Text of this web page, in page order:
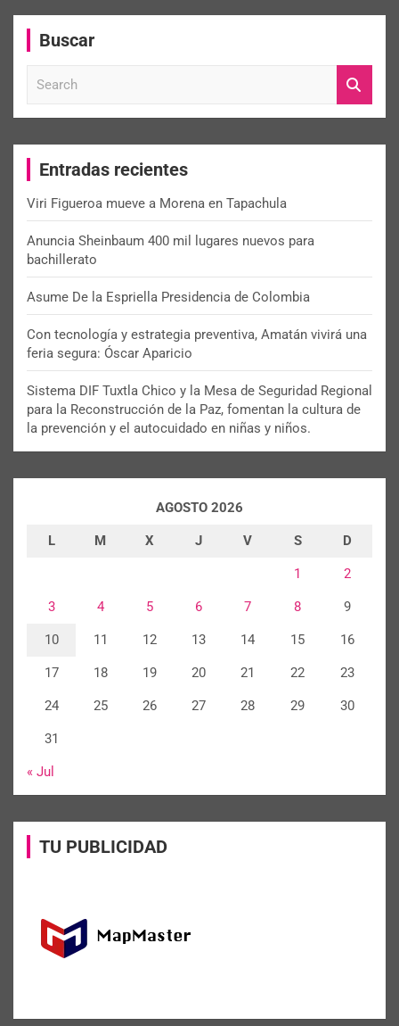
Buscar
c
Entradas recientes
Viri Figueroa mueve a Morena en Tapachula
Anuncia Sheinbaum 400 mil lugares nuevos para
bachillerato
Asume De la Espriella Presidencia de Colombia
Con tecnología y estrategia preventiva, Amatán vivirá una
feria segura: Óscar Aparicio
Sistema DIF Tuxtla Chico y la Mesa de Seguridad Regional
para la Reconstrucción de la Paz, fomentan la cultura de
la prevención y el autocuidado en niñas y niños.
AGOSTO 2026
L M X J V S D
1 2
3 4 5 6 7 8 9
10 11 12 13 14 15 16
17 18 19 20 21 22 23
24 25 26 27 28 29 30
31
« Jul
TU PUBLICIDAD